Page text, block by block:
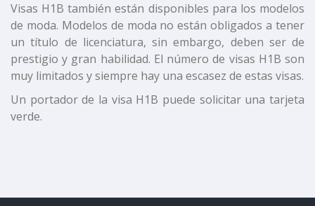
Visas H1B también están disponibles para los modelos
de moda. Modelos de moda no están obligados a tener
un título de licenciatura, sin embargo, deben ser de
prestigio y gran habilidad. El número de visas H1B son
muy limitados y siempre hay una escasez de estas visas.
Un portador de la visa H1B puede solicitar una tarjeta
verde.